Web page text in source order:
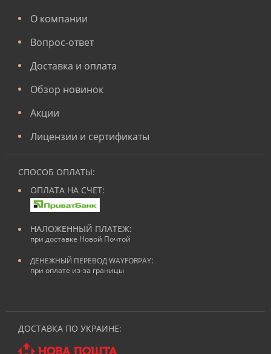
О компании
Вопрос-ответ
Доставка и оплата
Обзор новинок
Акции
Лицензии и сертификаты
СПОСОБ ОПЛАТЫ:
ОПЛАТА НА СЧЕТ:
НАЛОЖЕННЫЙ ПЛАТЕЖ:
при доставке Новой Почтой
ДЕНЕЖНЫЙ ПЕРЕВОД WAYFORPAY:
при оплате из-за границы
ДОСТАВКА ПО УКРАИНЕ: